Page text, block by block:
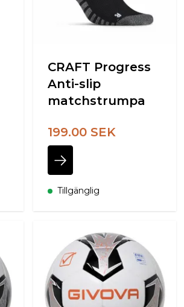
CRAFT Progress
Anti-slip
matchstrumpa
199.00 SEK
Tillgänglig